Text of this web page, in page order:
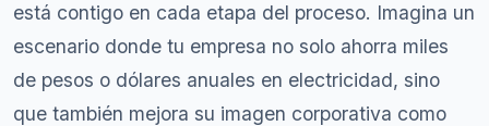
está contigo en cada etapa del proceso. Imagina un
escenario donde tu empresa no solo ahorra miles
de pesos o dólares anuales en electricidad, sino
que también mejora su imagen corporativa como